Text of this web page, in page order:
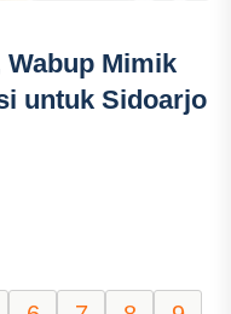
Wabup Mimik
untuk Sidoarjo